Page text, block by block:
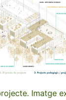
Imatge